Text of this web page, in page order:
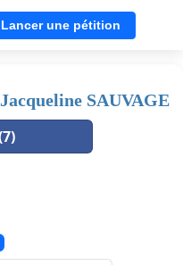
Lancer une pétition
SAUVAGE